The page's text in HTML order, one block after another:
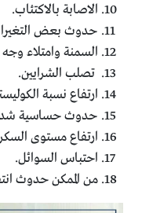
الاصابة بالاكتئاب.
حدوث بعض
السمنة وامتلاء
تصلب الشرايين.
ارتفاع نسبة
حدوث حساسية
ارتفاع مستوى
احتباس السوائل.
من الممكن حدوث